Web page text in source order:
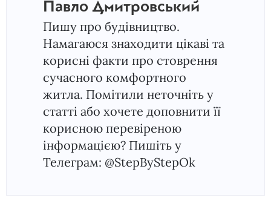
Павло Дмитровський
Пишу про будівництво.
Намагаюся знаходити цікаві та
корисні факти про стоврення
сучасного комфортного
житла. Помітили неточніть у
статті або хочете доповнити її
корисною перевіреною
інформацією? Пишіть у
Телеграм: @StepByStepOk